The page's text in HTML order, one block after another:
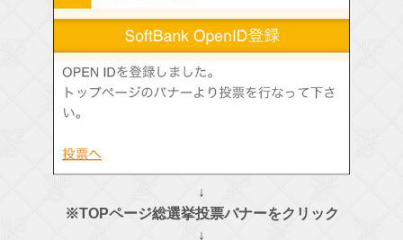
↓
※TOPページ総選挙投票バナーをクリック
↓